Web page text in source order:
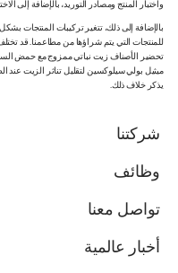
واختبار المنتج ومصادر التوريد، بالإضافة إلى
بالإضافة إلى ذلك، تتغير تركيبات المنتجات
للمنتجات التي يتم شراؤها من مطاعمنا. قد
تحضير الأصناف زيت نباتي ممزوج مع حمض
يذكر خلاف ذلك.
شركتنا
وظائف
تواصل معنا
أخبار عالمية